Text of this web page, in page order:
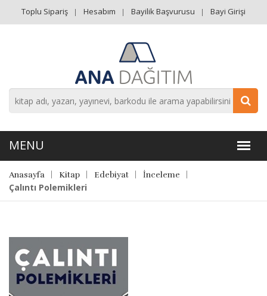
Toplu Sipariş Hesabım Bayilik Başvurusu Bayi Girişi
Anasayfa Kitap Edebiyat İnceleme
Çalıntı Polemikleri